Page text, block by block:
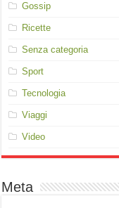
Gossip
Ricette
Senza categoria
Sport
Tecnologia
Viaggi
Video
Meta